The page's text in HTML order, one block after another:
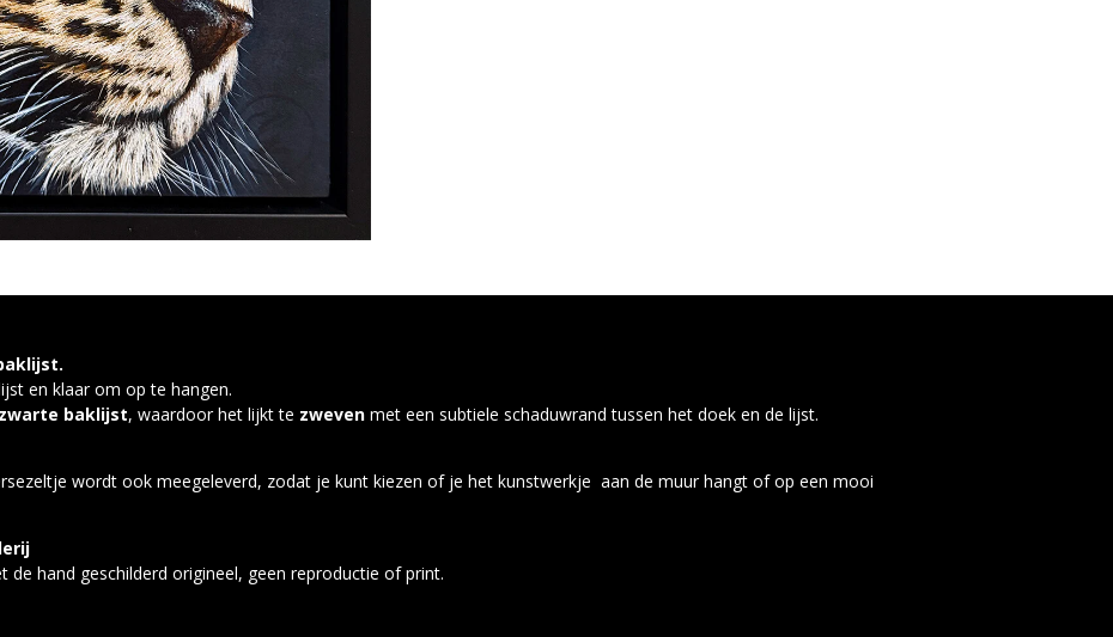
professioneel ingelijst en klaar om op te hangen.
baklijst, waardoor het lijkt te zweven met een subtiele schaduwrand tussen het doek en de lijst.
schildersezel.
wordt ook meegeleverd, zodat je kunt kiezen of je het kunstwerkje aan de muur hangt of op een mooi
de hand geschilderd origineel, geen reproductie of print.